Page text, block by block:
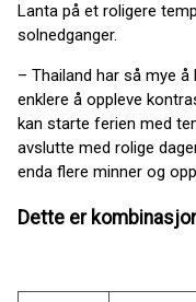
Lanta på et roligere
solnedganger.
– Thailand har så mye
enklere å oppleve
kan starte ferien med
avslutte med rolige
enda flere minner og
Dette er